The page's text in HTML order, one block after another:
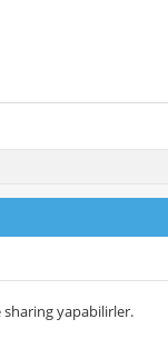
sharing yapabilirler.